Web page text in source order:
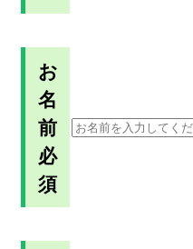
お
名
前
必
須